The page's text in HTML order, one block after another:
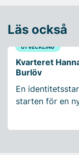
Läs också
UTVECKLING
Kvarteret
Burlöv
En
starten för en